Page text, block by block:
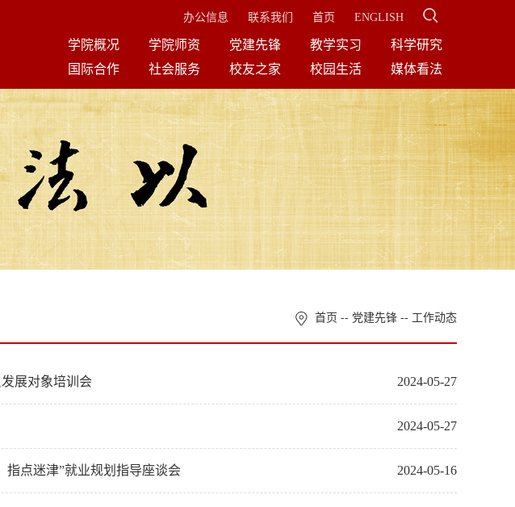
办公信息 联系我们 首页 ENGLISH
学院概况 学院师资 党建先锋 教学实习
科学研究
国际合作
社会服务 校友之家 校园生活 媒体看法
首页 -- 党建先锋 -- 工作动态
2024-05-27
展对象培训会
2024-05-27
2024-05-16
指点迷津”就业规划指导座谈会